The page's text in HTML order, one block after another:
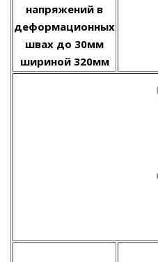
напряжений в
деформационных
швах до 30мм
шириной 320мм